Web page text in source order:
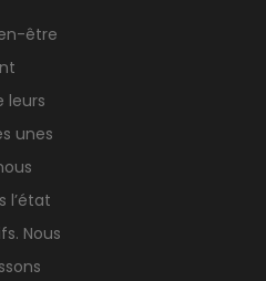
être
leurs
unes
l’état
Nous